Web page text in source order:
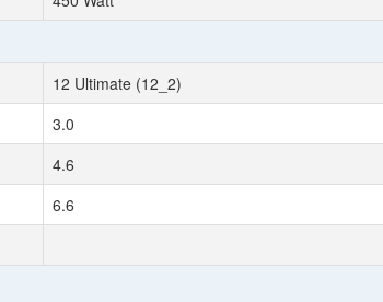
12 Ultimate (12_2)
3.0
4.6
6.6